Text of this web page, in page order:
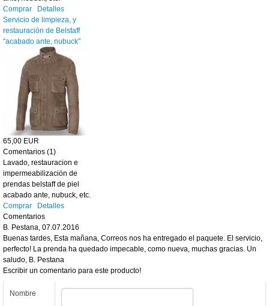
Comprar
Detalles
Servicio de limpieza, y
restauración de Belstaff
"acabado ante, nubuck"
65,00 EUR
Comentarios (1)
Lavado, restauracion e
impermeabilización de
prendas belstaff de piel
acabado ante, nubuck, etc.
Comprar
Detalles
Comentarios
B. Pestana 07.07.2016
Buenas tardes, Esta mañana, Correos nos ha entregado el paquete. El servicio,
perfecto! La prenda ha quedado impecable, como nueva, muchas gracias. Un
saludo, B. Pestana
Escribir un comentario para este producto!
Nombre